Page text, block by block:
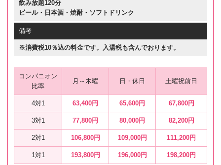
飲み放題120分
ビール・日本酒・焼酎・ソフトドリンク
備考
※消費税10％込の料金です。入湯税も含んでおります。
コンパニオン
比率
月～木曜 日・休日 土曜祝前日
4対1 63,400円 65,600円 67,800円
3対1 77,800円 80,000円 82,200円
2対1 106,800円 109,000円 111,200円
1対1 193,800円 196,000円 198,200円